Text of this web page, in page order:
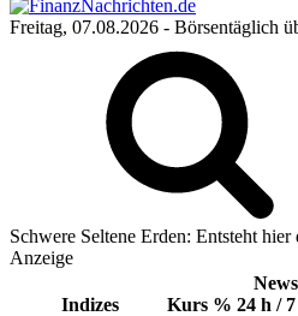
Freitag, 07.08.2026 - Börsentäglich
Schwere Seltene Erden: Entsteht
Anzeige
Indizes Kurs %
News
24 h /